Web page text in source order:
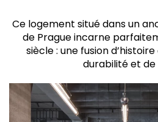
Ce logement situé dans un
de Prague incarne
siècle : une fusion
durabilité et de